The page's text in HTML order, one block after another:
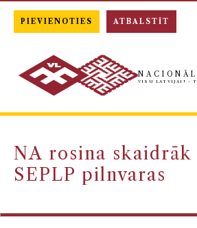
VISU LATVIJAI! -
NA rosina
SEPLP pilnvaras
PIEVIENOTIES ATBALSTĪT